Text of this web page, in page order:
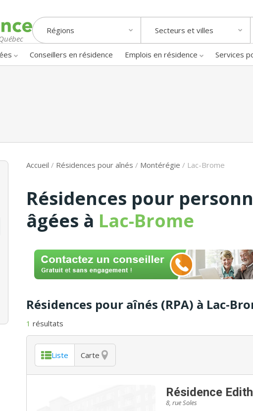
Régions Secteurs et villes
Conseillers en résidence Emplois en résidence Services
Accueil / Résidences pour aînés / Montérégie / Lac-Brome
Résidences pour
âgées à Lac-Brome
Résidences pour aînés (RPA) à Lac-
1 résultats
Liste Carte
Résidence
8, rue Soles